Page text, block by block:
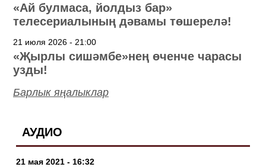
«Ай булмаса, йолдыз бар»
телесериалының дәвамы төшерелә!
21 июля 2026 - 21:00
«Җырлы сишәмбе»нең өченче чарасы
узды!
Барлык яңалыклар
АУДИО
21 мая 2021 - 16:32